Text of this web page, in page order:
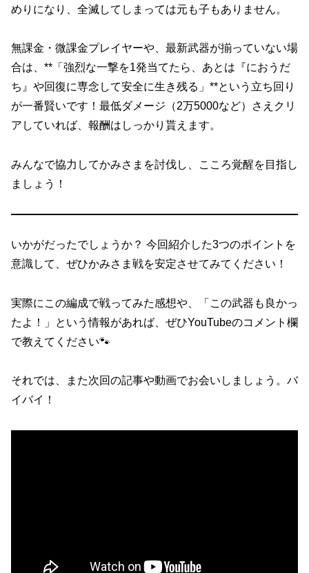
めりになり、全滅してしまっては元も子もありません。
無課金・微課金プレイヤーや、最新武器が揃っていない場
合は、**「強烈な一撃を1発当てたら、あとは『におうだ
ち』や回復に専念して安全に生き残る」**という立ち回り
が一番賢いです！最低ダメージ（2万5000など）さえクリ
アしていれば、報酬はしっかり貰えます。
みんなで協力してかみさまを討伐し、こころ覚醒を目指し
ましょう！
いかがだったでしょうか？ 今回紹介した3つのポイントを
意識して、ぜひかみさま戦を安定させてみてください！
実際にこの編成で戦ってみた感想や、「この武器も良かっ
たよ！」という情報があれば、ぜひYouTubeのコメント欄
で教えてください🐾
それでは、また次回の記事や動画でお会いしましょう。バ
イバイ！